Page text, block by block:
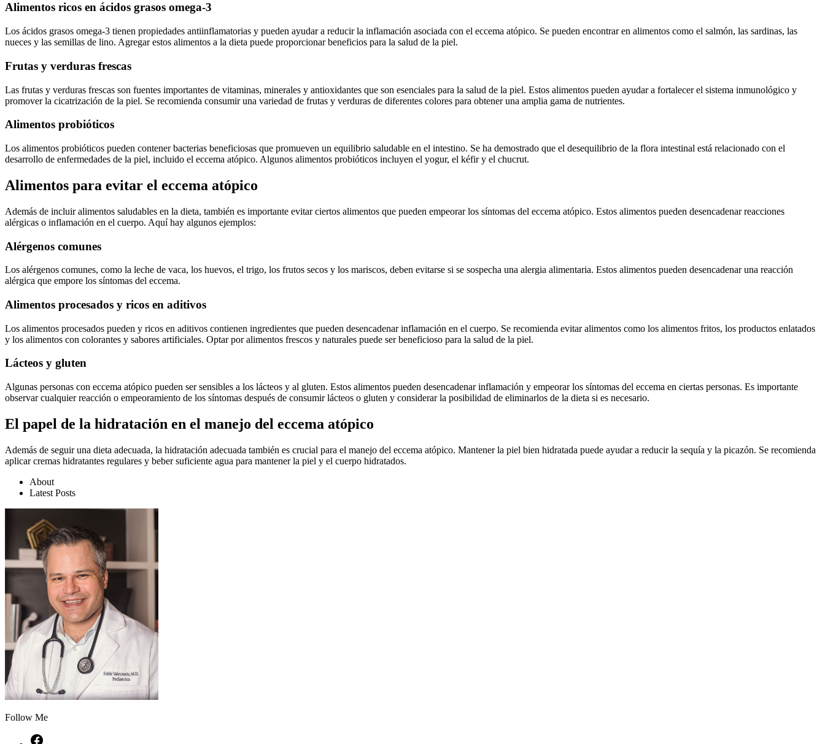
Alimentos ricos en ácidos grasos omega-3
Los ácidos grasos omega-3 tienen propiedades antiinflamatorias y pueden ayudar a reducir la inflamación asociada con el eccema atópico. Se pueden encontrar en alimentos como el salmón, las sardinas, las
nueces y las semillas de lino. Agregar estos alimentos a la dieta puede proporcionar beneficios para la salud de la piel.
Frutas y verduras frescas
Las frutas y verduras frescas son fuentes importantes de vitaminas, minerales y antioxidantes que son esenciales para la salud de la piel. Estos alimentos pueden ayudar a fortalecer el sistema inmunológico y
promover la cicatrización de la piel. Se recomienda consumir una variedad de frutas y verduras de diferentes colores para obtener una amplia gama de nutrientes.
Alimentos probióticos
Los alimentos probióticos pueden contener bacterias beneficiosas que promueven un equilibrio saludable en el intestino. Se ha demostrado que el desequilibrio de la flora intestinal está relacionado con el
desarrollo de enfermedades de la piel, incluido el eccema atópico. Algunos alimentos probióticos incluyen el yogur, el kéfir y el chucrut.
Alimentos para evitar el eccema atópico
Además de incluir alimentos saludables en la dieta, también es importante evitar ciertos alimentos que pueden empeorar los síntomas del eccema atópico. Estos alimentos pueden desencadenar reacciones
alérgicas o inflamación en el cuerpo. Aquí hay algunos ejemplos:
Alérgenos comunes
Los alérgenos comunes, como la leche de vaca, los huevos, el trigo, los frutos secos y los mariscos, deben evitarse si se sospecha una alergia alimentaria. Estos alimentos pueden desencadenar una reacción
alérgica que empore los síntomas del eccema.
Alimentos procesados ​​y ricos en aditivos
Los alimentos procesados ​​pueden y ricos en aditivos contienen ingredientes que pueden desencadenar inflamación en el cuerpo. Se recomienda evitar alimentos como los alimentos fritos, los productos enlatados
y los alimentos con colorantes y sabores artificiales. Optar por alimentos frescos y naturales puede ser beneficioso para la salud de la piel.
Lácteos y gluten
Algunas personas con eccema atópico pueden ser sensibles a los lácteos y al gluten. Estos alimentos pueden desencadenar inflamación y empeorar los síntomas del eccema en ciertas personas. Es importante
observar cualquier reacción o empeoramiento de los síntomas después de consumir lácteos o gluten y considerar la posibilidad de eliminarlos de la dieta si es necesario.
El papel de la hidratación en el manejo del eccema atópico
Además de seguir una dieta adecuada, la hidratación adecuada también es crucial para el manejo del eccema atópico. Mantener la piel bien hidratada puede ayudar a reducir la sequía y la picazón. Se recomienda
aplicar cremas hidratantes regulares y beber suficiente agua para mantener la piel y el cuerpo hidratados.
About
Latest Posts
Follow Me